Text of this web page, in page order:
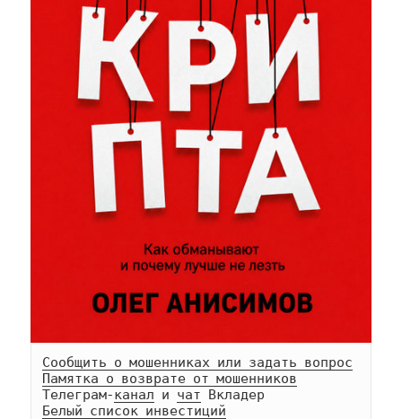
Сообщить о мошенниках или задать вопрос
Памятка о возврате от мошенников
Телеграм-канал и чат
Белый список инвестиций